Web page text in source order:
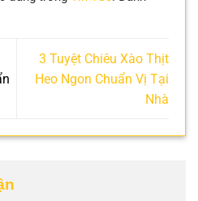
3 Tuyệt Chiêu Xào Thịt
Heo Ngon Chuẩn Vị Tại
Nhà